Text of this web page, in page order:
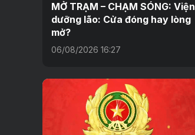
MỞ TRẠM – CHẠM SÓNG: Viện
dưỡng lão: Cửa đóng hay lòng
mở?
06/08/2026 16:27